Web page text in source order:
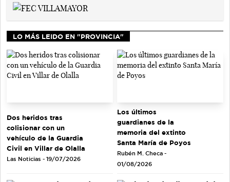
LO MÁS LEIDO EN "PROVINCIA"
Dos heridos tras
colisionar con un
vehículo de la Guardia
Civil en Villar de Olalla
Las Noticias - 19/07/2026
Los últimos
guardianes de la
memoria del extinto
Santa María de Poyos
Rubén M. Checa -
01/08/2026